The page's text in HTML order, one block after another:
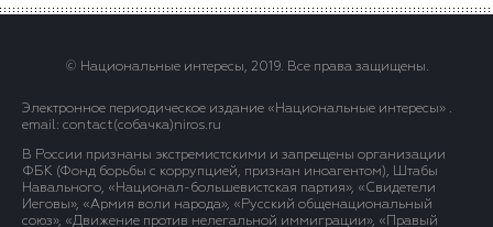
© Национальные интересы, 2019. Все права защищены.
Электронное периодическое издание «Национальные интересы» .
email: contact(сoбaчка)niros.ru
В России признаны экстремистскими и запрещены организации
ФБК (Фонд борьбы с коррупцией, признан иноагентом), Штабы
Навального, «Национал-большевистская партия», «Свидетели
Иеговы», «Армия воли народа», «Русский общенациональный
союз», «Движение против нелегальной иммиграции», «Правый